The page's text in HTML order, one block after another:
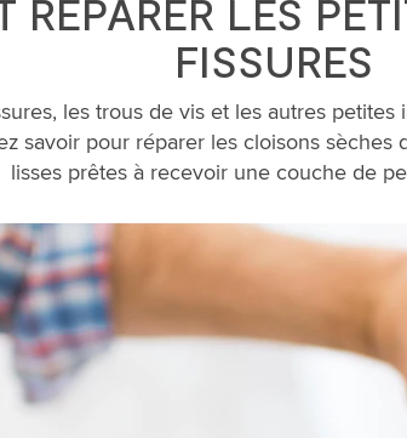
LES
FISSURES
les trous de vis et les autres
savoir pour réparer les cloisons
lisses prêtes à recevoir une couche de